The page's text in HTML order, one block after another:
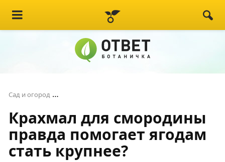
Сад и огород
Крахмал для смородины
правда помогает ягодам
стать крупнее?